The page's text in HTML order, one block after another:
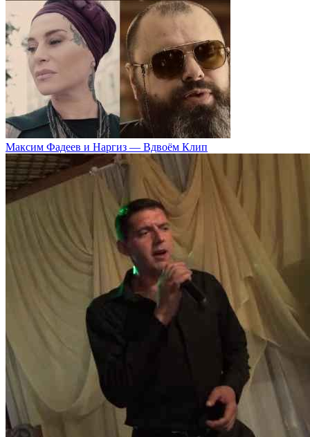
Максим Фадеев и Наргиз — Вдвоём Клип